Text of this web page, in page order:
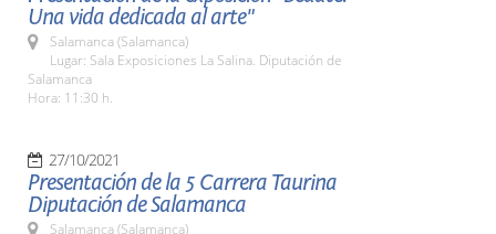
Una vida dedicada al arte"
Salamanca (Salamanca)
Lugar: Sala Exposiciones La Salina. Diputación de
Salamanca
Hora: 11:30 h.
27/10/2021
Presentación de la 5 Carrera Taurina
Diputación de Salamanca
Salamanca (Salamanca)